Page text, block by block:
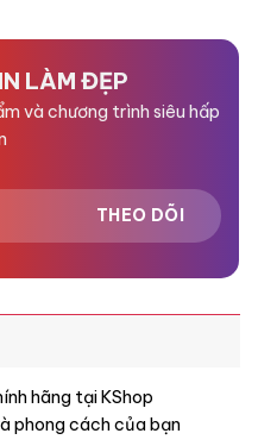
5
LÀM ĐẸP
và chương trình siêu hấp
hãng tại KShop
phong cách của bạn